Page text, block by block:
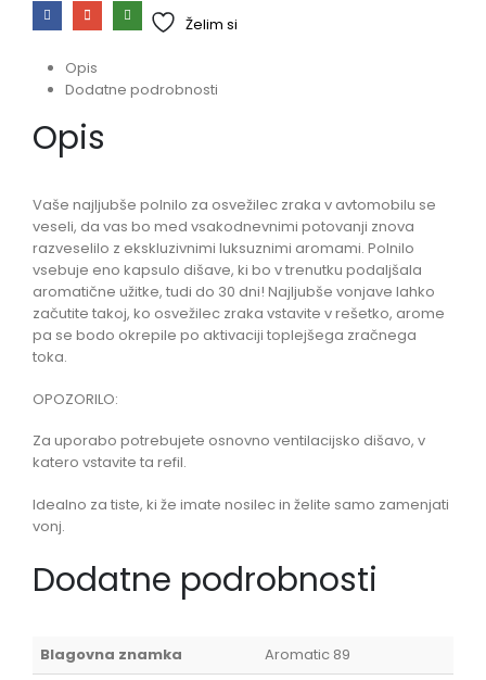
Želim si
Opis
Dodatne podrobnosti
Opis
Vaše najljubše polnilo za osvežilec zraka v avtomobilu se
veseli, da vas bo med vsakodnevnimi potovanji znova
razveselilo z ekskluzivnimi luksuznimi aromami. Polnilo
vsebuje eno kapsulo dišave, ki bo v trenutku podaljšala
aromatične užitke, tudi do 30 dni! Najljubše vonjave lahko
začutite takoj, ko osvežilec zraka vstavite v rešetko, arome
pa se bodo okrepile po aktivaciji toplejšega zračnega
toka.
OPOZORILO:
Za uporabo potrebujete osnovno ventilacijsko dišavo, v
katero vstavite ta refil.
Idealno za tiste, ki že imate nosilec in želite samo zamenjati
vonj.
Dodatne podrobnosti
Blagovna znamka
Aromatic 89